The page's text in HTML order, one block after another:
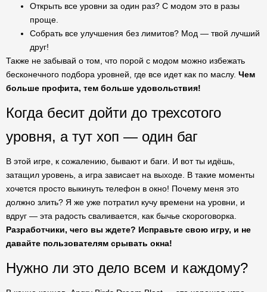
Открыть все уровни за один раз? С модом это в разы
проще.
Собрать все улучшения без лимитов? Мод — твой лучший
друг!
Также не забывай о том, что порой с модом можно избежать
бесконечного подбора уровней, где все идет как по маслу. Чем
больше профита, тем больше удовольствия!
Когда бесит дойти до трехсотого
уровня, а тут хоп — один баг
В этой игре, к сожалению, бывают и баги. И вот ты идёшь,
затащил уровень, а игра зависает на выходе. В такие моменты
хочется просто выкинуть телефон в окно! Почему меня это
должно злить? Я же уже потратил кучу времени на уровни, и
вдруг — эта радость сваливается, как бычье скороговорка.
Разработчики, чего вы ждете? Исправьте свою игру, и не
давайте пользователям срывать окна!
Нужно ли это дело всем и каждому?